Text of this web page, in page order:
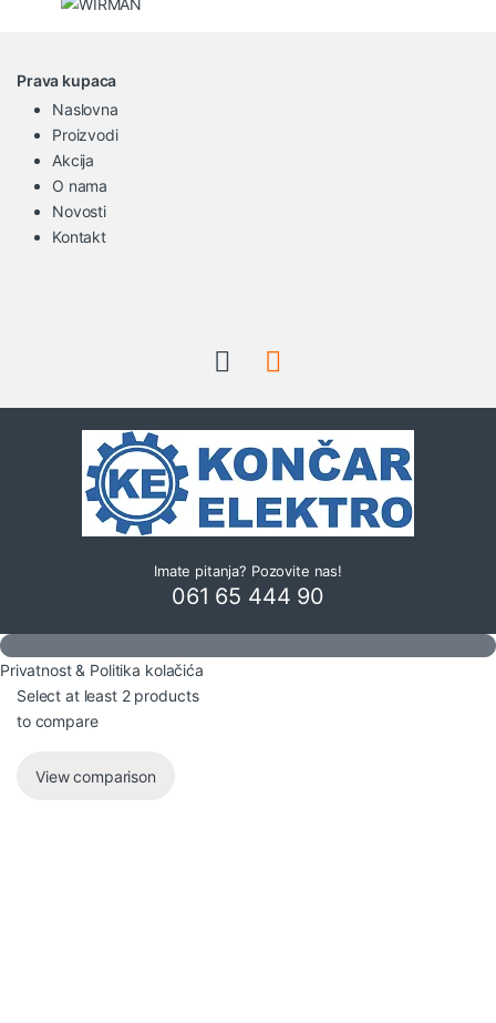
Prava kupaca
Naslovna
Proizvodi
Akcija
O nama
Novosti
Kontakt
Imate pitanja? Pozovite nas!
061 65 444 90
Privatnost & Politika kolačića
Select at least 2 products
to compare
View comparison